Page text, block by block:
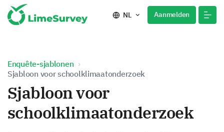
NL Aanmelden
Enquête-sjablonen
Sjabloon voor schoolklimaatonderzoek
Sjabloon voor
schoolklimaatonderzoek